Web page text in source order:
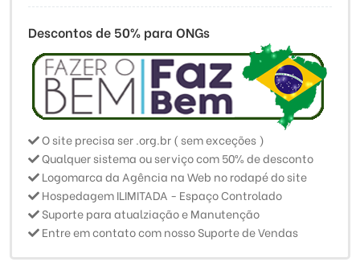
Descontos de 50% para ONGs
O site precisa ser .org.br ( sem exceções )
Qualquer sistema ou serviço com 50% de desconto
Logomarca da Agência na Web no rodapé do site
Hospedagem ILIMITADA - Espaço Controlado
Suporte para atualziação e Manutenção
Entre em contato com nosso Suporte de Vendas